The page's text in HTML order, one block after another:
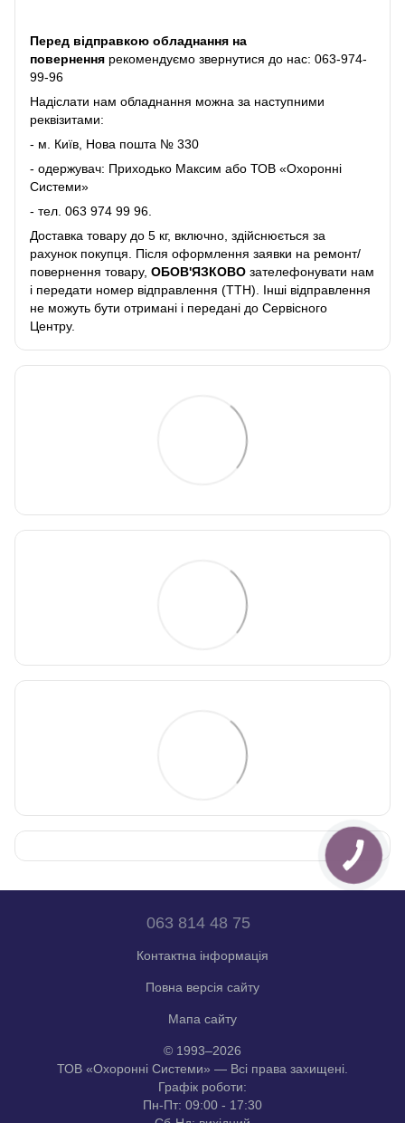
Перед відправкою обладнання на
повернення рекомендуємо звернутися до нас: 063-974-
99-96
Надіслати нам обладнання можна за наступними
реквізитами:
- м. Київ, Нова пошта № 330
- одержувач: Приходько Максим або ТОВ «Охоронні
Системи»
- тел. 063 974 99 96.
Доставка товару до 5 кг, включно, здійснюється за
рахунок покупця. Після оформлення заявки на ремонт/
повернення товару, ОБОВ'ЯЗКОВО зателефонувати нам
і передати номер відправлення (ТТН). Інші відправлення
не можуть бути отримані і передані до Сервісного
Центру.
063 814 48 75
Контактна інформація
Повна версія сайту
Мапа сайту
© 1993–2026
ТОВ «Охоронні Системи» — Всі права захищені.
Графік роботи:
Пн-Пт: 09:00 - 17:30